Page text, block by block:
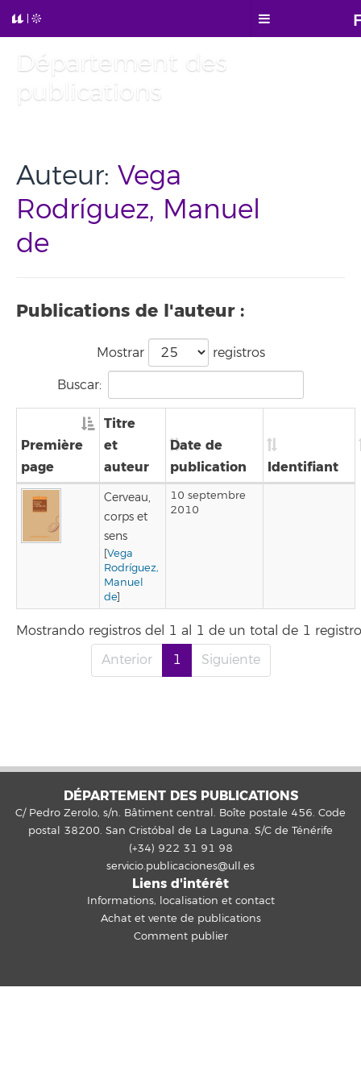
Département des
publications
Auteur: Vega
Rodríguez, Manuel
de
Publications de l'auteur :
Mostrar
registros
Buscar:
Première
page
Titre
et
auteur
Date de
publication
Identifiant
Cerveau,
corps et
sens
[Vega
Rodríguez,
Manuel
de]
10 septembre
2010
Mostrando registros del 1 al 1 de un total de 1
Anterior
1 Siguiente
DÉPARTEMENT DES PUBLICATIONS
C/ Pedro Zerolo, s/n. Bâtiment central. Boîte postale 456. Code
postal 38200. San Cristóbal de La Laguna. S/C de Ténérife
(+34) 922 31 91 98
servicio.publicaciones@ull.es
Liens d'intérêt
Informations, localisation et contact
Achat et vente de publications
Comment publier